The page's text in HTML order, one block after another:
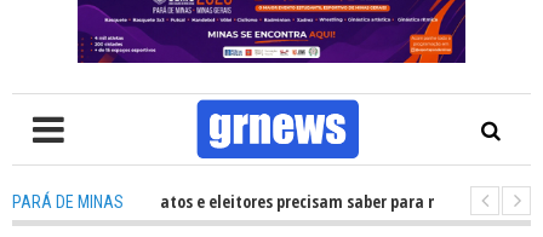
PARÁ DE MINAS
TV: O que candidatos e eleitores precisam saber para não ter problemas